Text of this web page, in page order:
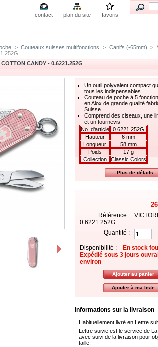
contact plan du site
favoris
> Couteaux suisses multifonctions > Canifs (-65mm) >
CANDY - 0.6221.252G
Un outil polyvalent compact
tous les indispensables
Couteau de poche à 5
en Alox de grande qualité
Suisse
Comprend des ciseaux, une
et un tournevis
No. d'article
0.6221.252G
Hauteur
6 mm
Longueur
58 mm
Poids
17 g
Collection
Classic Colors
Plus de détails
Référence :
0.6221.252G
Quantité :
Disponibilité :
En stock
Expédié sous 3 jours
environ
Ajouter à ma liste
Informations sur la livraison
Habituellement livré en Lettre
Lettre suivie est le service de
avec suivi de la livraison pour
taille.